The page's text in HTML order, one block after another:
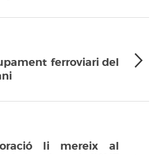
ferroviari del
li mereix al